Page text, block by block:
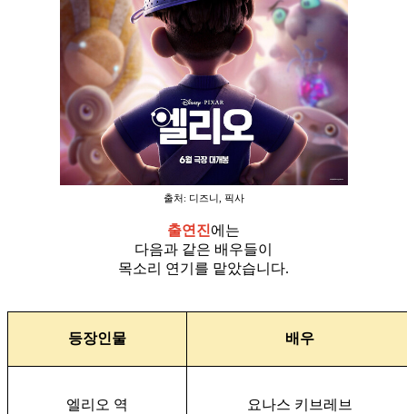
출처: 디즈니, 픽사
출연진에는
다음과 같은 배우들이
목소리 연기를 맡았습니다.
등장인물 배우
엘리오 역 요나스 키브레브